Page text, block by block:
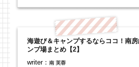
海遊び＆キャンプするならココ！南
ンプ場まとめ【2】
writer： 南 芙蓉